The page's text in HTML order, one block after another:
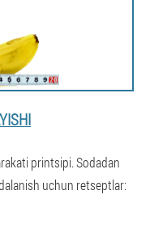
printsipi. Sodadan
uchun retseptlar: